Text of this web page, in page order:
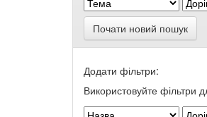
Почати новий пошук
Додати фільтри:
Використовуйте фільтри